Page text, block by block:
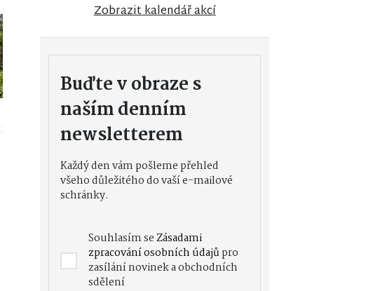
Zobrazit kalendář akcí
Buďte v obraze s
naším denním
newsletterem
Každý den vám pošleme přehled
všeho důležitého do vaší e-mailové
schránky.
Souhlasím seZásadami
zpracování osobních údajůpro
zasílání novinek a obchodních
sdělení